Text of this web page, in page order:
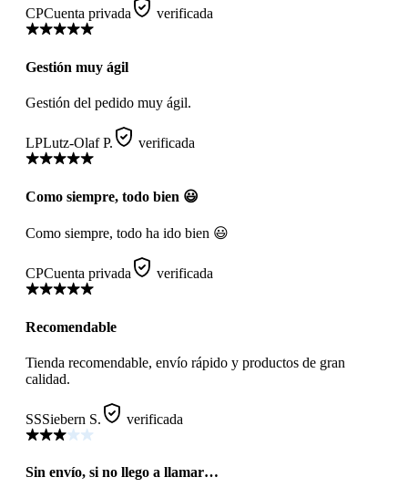
CPCuenta privada verificada
Gestión muy ágil
Gestión del pedido muy ágil.
LPLutz-Olaf P. verificada
Como siempre, todo bien 😃
Como siempre, todo ha ido bien 😃
CPCuenta privada verificada
Recomendable
Tienda recomendable, envío rápido y productos de gran
calidad.
SSSiebern S. verificada
Sin envío, si no llego a llamar…